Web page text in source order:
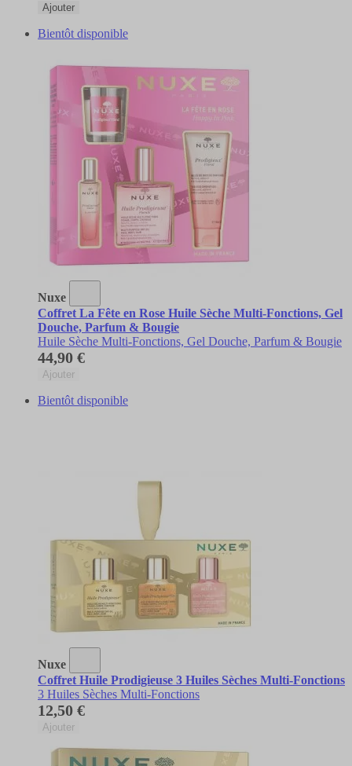
Ajouter
Bientôt disponible
Nuxe
Coffret La Fête en Rose Huile Sèche Multi-Fonctions, Gel
Douche, Parfum & Bougie
Huile Sèche Multi-Fonctions, Gel Douche, Parfum & Bougie
44,90 €
Ajouter
Bientôt disponible
Nuxe
Coffret Huile Prodigieuse 3 Huiles Sèches Multi-Fonctions
3 Huiles Sèches Multi-Fonctions
12,50 €
Ajouter